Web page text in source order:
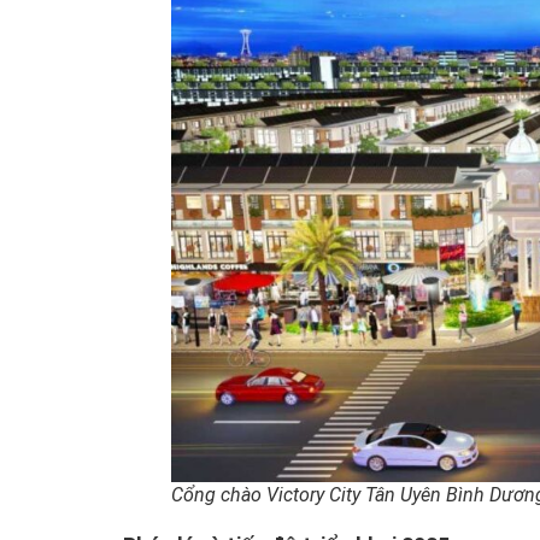
Cổng chào Victory City Tân Uyên Bình